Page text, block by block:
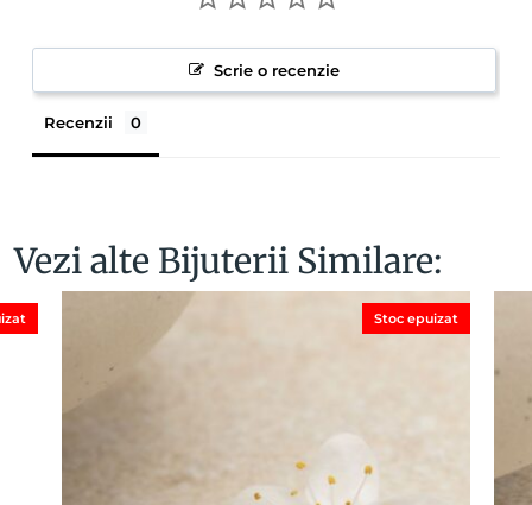
Scrie o recenzie
Recenzii
Vezi alte Bijuterii Similare:
Stoc epuizat